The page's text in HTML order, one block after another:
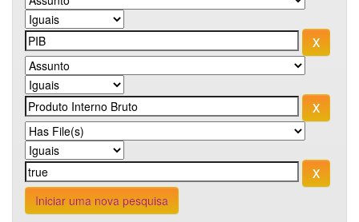
Iniciar uma nova pesquisa